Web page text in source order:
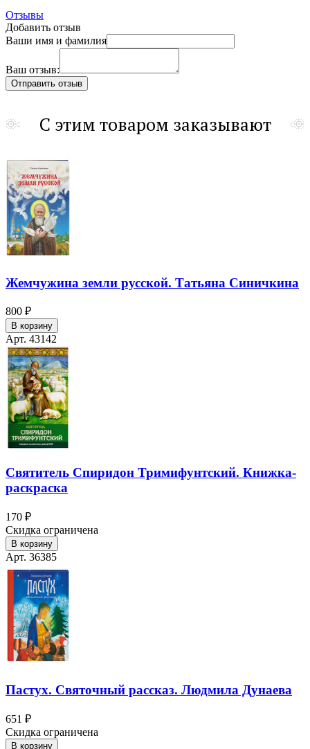
Отзывы
Добавить отзыв
Ваши имя и фамилия
Ваш отзыв:
С этим товаром заказывают
Жемчужина земли русской. Татьяна Синичкина
800 ₽
В корзину
Арт. 43142
Святитель Спиридон Тримифунтский. Книжка-
раскраска
170 ₽
Скидка ограничена
В корзину
Арт. 36385
Пастух. Святочный рассказ. Людмила Дунаева
651 ₽
Скидка ограничена
В корзину